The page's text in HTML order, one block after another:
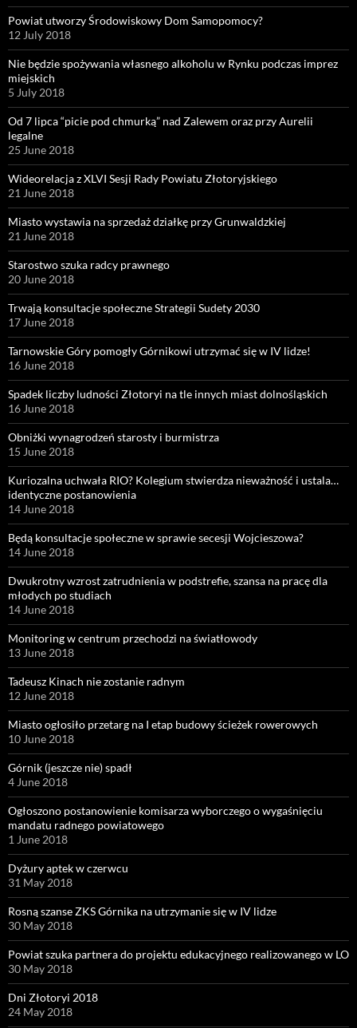
Powiat utworzy Środowiskowy Dom Samopomocy?
12 July 2018
Nie będzie spożywania własnego alkoholu w Rynku podczas imprez
miejskich
5 July 2018
Od 7 lipca “picie pod chmurką” nad Zalewem oraz przy Aurelii
legalne
25 June 2018
Wideorelacja z XLVI Sesji Rady Powiatu Złotoryjskiego
21 June 2018
Miasto wystawia na sprzedaż działkę przy Grunwaldzkiej
21 June 2018
Starostwo szuka radcy prawnego
20 June 2018
Trwają konsultacje społeczne Strategii Sudety 2030
17 June 2018
Tarnowskie Góry pomogły Górnikowi utrzymać się w IV lidze!
16 June 2018
Spadek liczby ludności Złotoryi na tle innych miast dolnośląskich
16 June 2018
Obniżki wynagrodzeń starosty i burmistrza
15 June 2018
Kuriozalna uchwała RIO? Kolegium stwierdza nieważność i ustala…
identyczne postanowienia
14 June 2018
Będą konsultacje społeczne w sprawie secesji Wojcieszowa?
14 June 2018
Dwukrotny wzrost zatrudnienia w podstrefie, szansa na pracę dla
młodych po studiach
14 June 2018
Monitoring w centrum przechodzi na światłowody
13 June 2018
Tadeusz Kinach nie zostanie radnym
12 June 2018
Miasto ogłosiło przetarg na I etap budowy ścieżek rowerowych
10 June 2018
Górnik (jeszcze nie) spadł
4 June 2018
Ogłoszono postanowienie komisarza wyborczego o wygaśnięciu
mandatu radnego powiatowego
1 June 2018
Dyżury aptek w czerwcu
31 May 2018
Rosną szanse ZKS Górnika na utrzymanie się w IV lidze
30 May 2018
Powiat szuka partnera do projektu edukacyjnego realizowanego w LO
30 May 2018
Dni Złotoryi 2018
24 May 2018